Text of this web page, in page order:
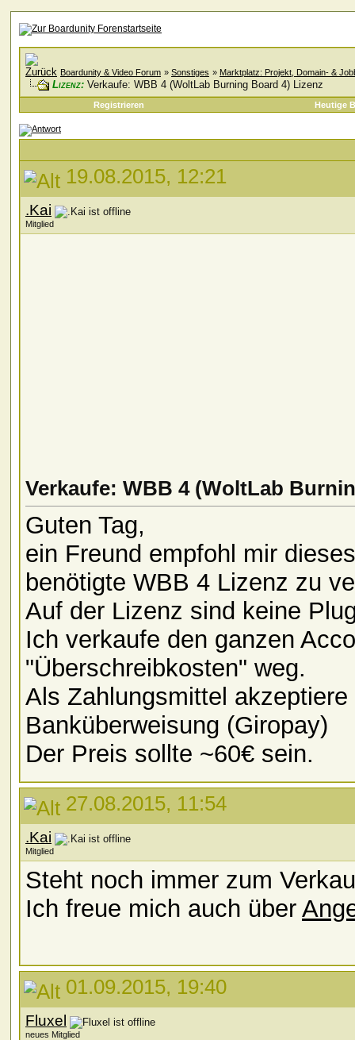
Boardunity & Video Forum » Sonstiges » Marktplatz: Projekt, Domain- &
Lizenz: Verkaufe: WBB 4 (WoltLab Burning Board 4) Lizenz
Registrieren Heutige
19.08.2015, 12:21
.Kai
Mitglied
Verkaufe: WBB 4 (WoltLab
Guten Tag,
ein Freund empfohl mir
benötigte WBB 4 Lizenz zu
Auf der Lizenz sind keine
Ich verkaufe den ganzen
"Überschreibkosten" weg.
Als Zahlungsmittel
Banküberweisung (Giropay)
Der Preis sollte ~60€ sein.
27.08.2015, 11:54
.Kai
Mitglied
Steht noch immer zum
Ich freue mich auch über
01.09.2015, 19:40
Fluxel
neues Mitglied